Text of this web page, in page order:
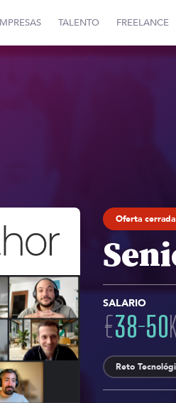
TALENTO FREELANCE
Oferta
SALARIO
€38-50K
Reto